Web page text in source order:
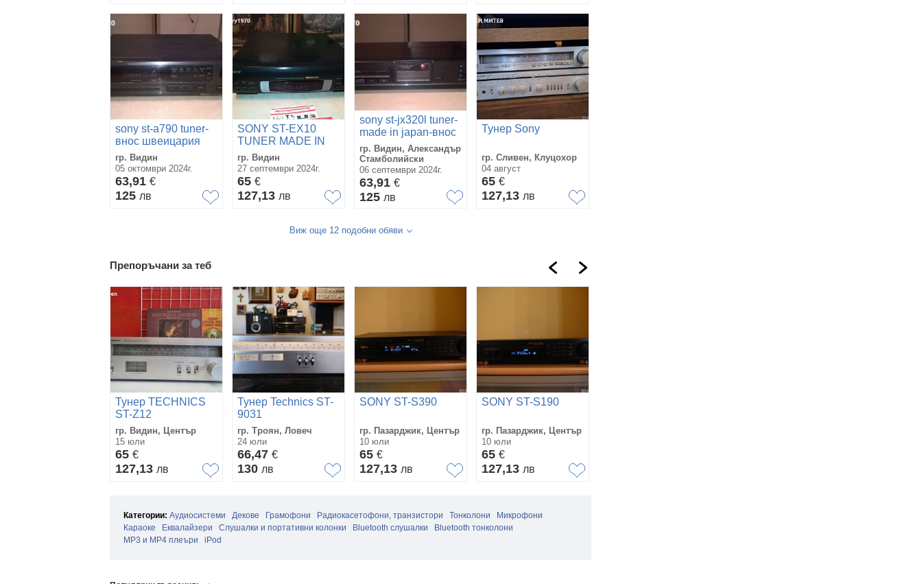
sony st-a790 tuner-
внос швеицария
гр. Видин
05 октомври 2024г.
63,91 €
125 лв
SONY ST-EX10
TUNER MADE IN
FRANCE
0909221430
гр. Видин
27 септември 2024г.
65 €
127,13 лв
sony st-jx320l tuner-
made in japan-внос
швеицария
гр. Видин, Александър
Стамболийски
06 септември 2024г.
63,91 €
125 лв
Тунер Sony
гр. Сливен, Клуцохор
04 август
65 €
127,13 лв
Виж още 12 подобни обяви
Препоръчани за теб
Тунер TECHNICS
ST-Z12
гр. Видин, Център
15 юли
65 €
127,13 лв
Тунер Technics ST-
9031
гр. Троян, Ловеч
24 юли
66,47 €
130 лв
SONY ST-S390
гр. Пазарджик, Център
10 юли
65 €
127,13 лв
SONY ST-S190
гр. Пазарджик, Център
10 юли
65 €
127,13 лв
Категории: Аудиосистеми Декове Грамофони Радиокасетофони, транзистори Тонколони
Микрофони
Караоке
Еквалайзери Слушалки и портативни колонки Bluetooth слушалки
Bluetooth тонколони
MP3 и MP4 плеъри
iPod